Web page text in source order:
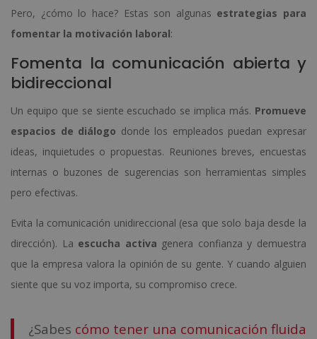
Pero, ¿cómo lo hace? Estas son algunas estrategias para
fomentar la motivación laboral:
Fomenta la comunicación abierta y
bidireccional
Un equipo que se siente escuchado se implica más. Promueve
espacios de diálogo donde los empleados puedan expresar
ideas, inquietudes o propuestas. Reuniones breves, encuestas
internas o buzones de sugerencias son herramientas simples
pero efectivas.
Evita la comunicación unidireccional (esa que solo baja desde la
dirección). La escucha activa genera confianza y demuestra
que la empresa valora la opinión de su gente. Y cuando alguien
siente que su voz importa, su compromiso crece.
¿Sabes cómo tener una comunicación fluida